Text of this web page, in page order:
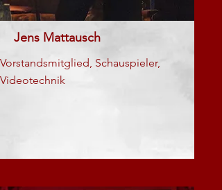
Jens Mattausch
Vorstandsmitglied, Schauspieler,
Videotechnik